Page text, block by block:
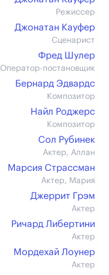
Режиссер
Джонатан Кауфер
Сценарист
Фред Шулер
Оператор-постановщик
Бернард Эдвардс
Композитор
Найл Роджерс
Композитор
Сол Рубинек
Актер, Аллан
Марсия Страссман
Актер, Мария
Джеррит Грэм
Актер
Ричард Либертини
Актер
Мордехай Лоунер
Актер